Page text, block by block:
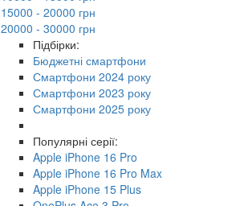
15000 - 20000 грн
20000 - 30000 грн
Підбірки:
Бюджетні смартфони
Смартфони 2024 року
Смартфони 2023 року
Смартфони 2025 року
Популярні серії:
Apple iPhone 16 Pro
Apple iPhone 16 Pro Max
Apple iPhone 15 Plus